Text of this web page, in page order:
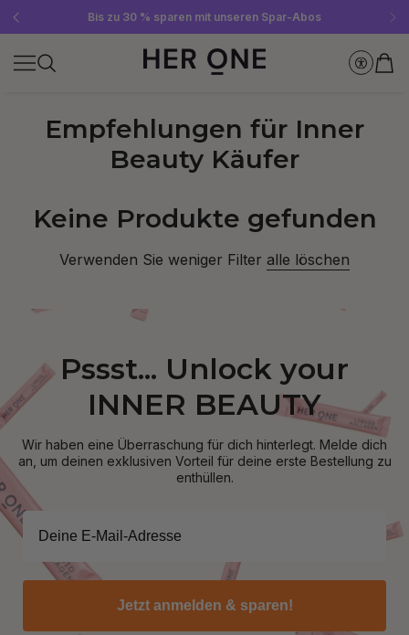
Gratis SLEEP WELL ab 69 € MBW - nur solange der Vorrat reicht!
Jetzt Newsletter abonnieren und 10 €-Gutschein sichern
Bis zu 30 % sparen mit unseren Spar-Abos
Empfehlungen für Inner
Beauty Käufer
Keine Produkte gefunden
Verwenden Sie weniger Filter alle löschen
Pssst... Unlock your
INNER BEAUTY
Wir haben eine Überraschung für dich hinterlegt. Melde dich
an, um deinen exklusiven Vorteil für deine erste Bestellung zu
enthüllen.
Jetzt anmelden & sparen!